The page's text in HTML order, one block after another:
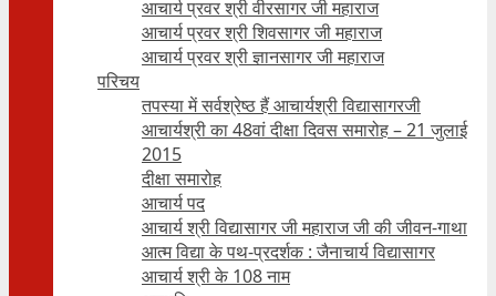
आचार्य प्रवर श्री वीरसागर जी महाराज
आचार्य प्रवर श्री शिवसागर जी महाराज
आचार्य प्रवर श्री ज्ञानसागर जी महाराज
परिचय
तपस्या में सर्वश्रेष्ठ हैं आचार्यश्री विद्यासागरजी
आचार्यश्री का 48वां दीक्षा दिवस समारोह – 21 जुलाई
2015
दीक्षा समारोह
आचार्य पद
आचार्य श्री विद्यासागर जी महाराज जी की जीवन-गाथा
आत्म विद्या के पथ-प्रदर्शक : जैनाचार्य विद्यासागर
आचार्य श्री के 108 नाम